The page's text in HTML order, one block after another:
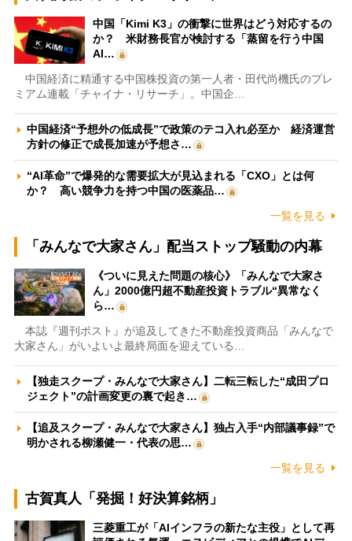
中国「Kimi K3」の衝撃に世界はどう対応するの
か？ 米財務長官が検討する「蒸留を行う中国
AI…
中国経済に精通する中国株投資の第一人者・田代尚機氏のプレ
ミアム連載「チャイナ・リサーチ」。中国企…
中国経済“予想外の低成長”で政策のテコ入れ必至か 経済運営
方針の修正で成長加速が予想さ…
“AI革命”で爆発的な需要拡大が見込まれる「CXO」とは何
か？ 高い競争力を持つ中国の医薬品…
一覧を見る
「みんなで大家さん」配当ストップ騒動の内幕
《ついに見えた問題の核心》「みんなで大家さ
ん」2000億円超不動産投資トラブル“異常なく
ら…
本誌『週刊ポスト』が追及してきた不動産投資商品「みんなで
大家さん」がいよいよ最終局面を迎えている…
【独走スクープ・みんなで大家さん】二転三転した“成田プロ
ジェクト”の計画変更の裏で起き…
【追及スクープ・みんなで大家さん】独占入手“内部議事録”で
明かされる柳瀬健一・代表の思…
一覧を見る
古賀真人「発掘！好決算銘柄」
三菱重工が「AIインフラの新たな主役」として再